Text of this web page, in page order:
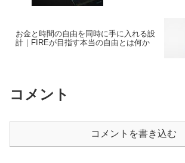
お金と時間の自由を同時に手に入れる設
計｜FIREが目指す本当の自由とは何か
コメント
コメントを書き込む